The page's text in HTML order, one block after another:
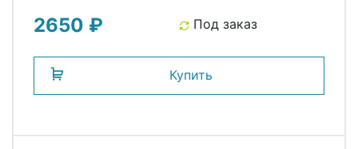
2650 ₽ Под заказ
Купить